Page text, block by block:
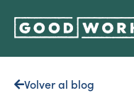
Volver al blog